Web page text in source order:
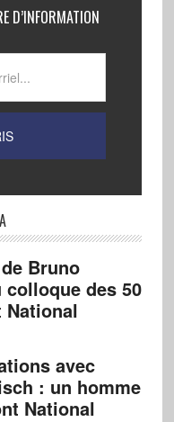
D’INFORMATION
Bruno
des 50
National
avec
: un homme
National